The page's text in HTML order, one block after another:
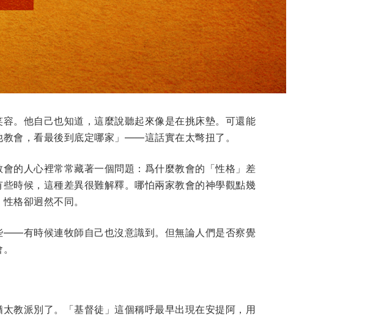
。他自己也知道，這麼說聽起來像是在挑床墊。可還能
會，看最後到底定哪家」——這話實在太彆扭了。
的人心裡常常藏著一個問題：爲什麼教會的「性格」差
時候，這種差異很難解釋。哪怕兩家教會的神學觀點幾
格卻迥然不同。
——有時候連牧師自己也沒意識到。但無論人們是否察覺
教派別了。「基督徒」這個稱呼最早出現在安提阿，用